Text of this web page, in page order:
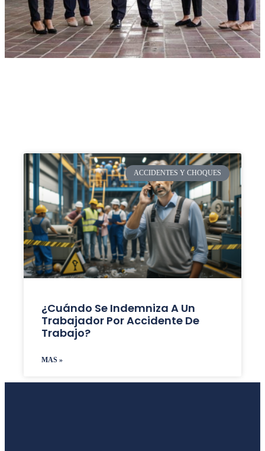
ACCIDENTES Y CHOQUES
¿Cuándo Se Indemniza A Un
Trabajador Por Accidente De
Trabajo?
MAS »